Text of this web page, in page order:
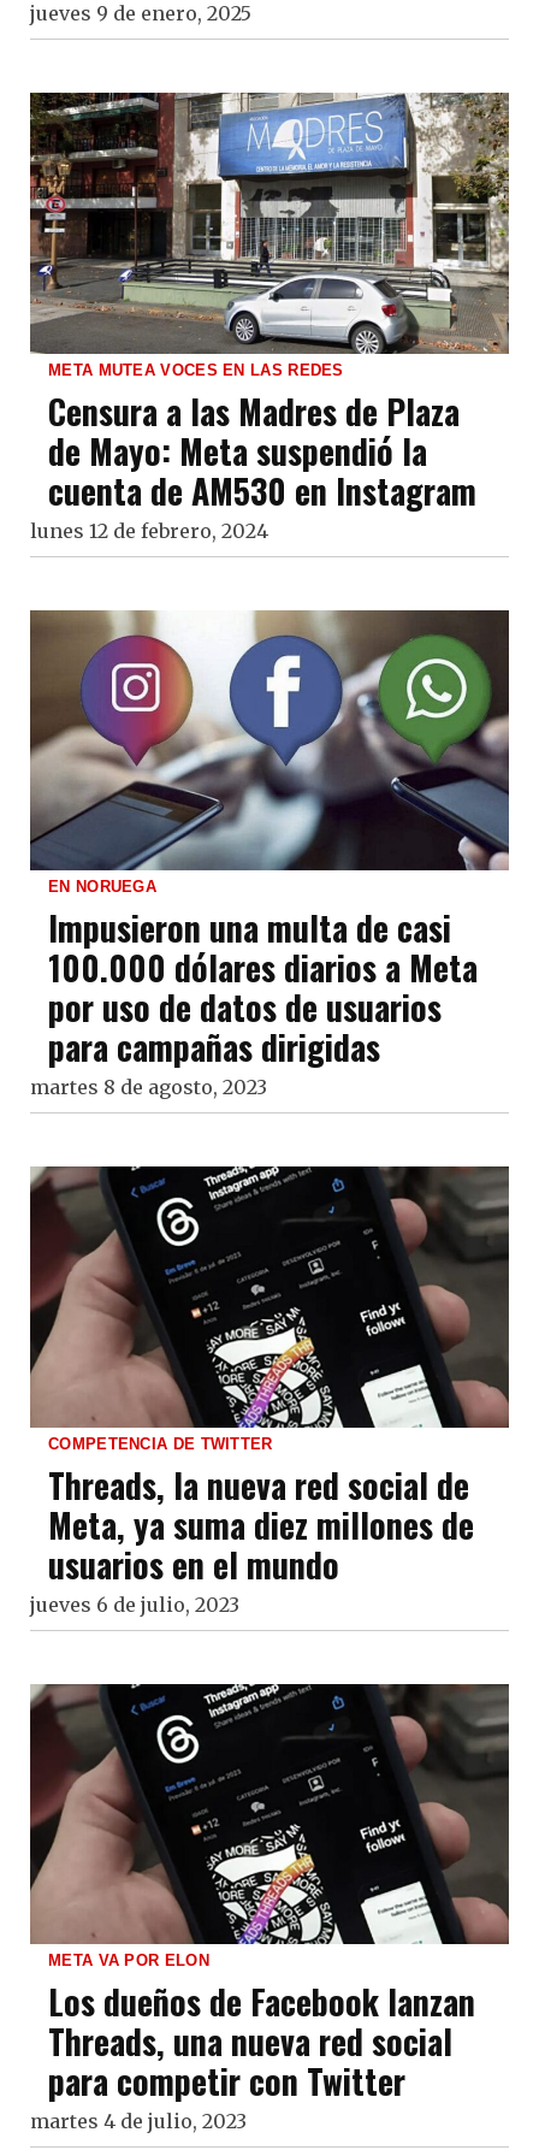
jueves 9 de enero, 2025
META MUTEA VOCES EN LAS REDES
Censura a las Madres de Plaza
de Mayo: Meta suspendió la
cuenta de AM530 en Instagram
lunes 12 de febrero, 2024
EN NORUEGA
Impusieron una multa de casi
100.000 dólares diarios a Meta
por uso de datos de usuarios
para campañas dirigidas
martes 8 de agosto, 2023
COMPETENCIA DE TWITTER
Threads, la nueva red social de
Meta, ya suma diez millones de
usuarios en el mundo
jueves 6 de julio, 2023
META VA POR ELON
Los dueños de Facebook lanzan
Threads, una nueva red social
para competir con Twitter
martes 4 de julio, 2023